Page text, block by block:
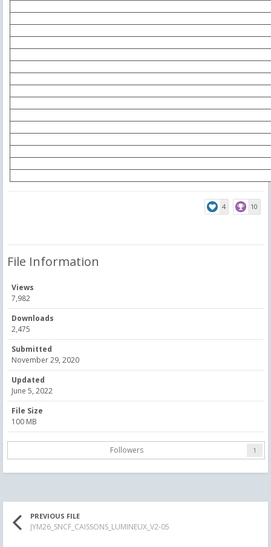
4 10
File Information
Views
7,982
Downloads
2,475
Submitted
November 29, 2020
Updated
June 5, 2022
File Size
100 MB
Followers 1
PREVIOUS FILE
JYM26_SNCF_CAISSONS_LUMINEUX_V2-05